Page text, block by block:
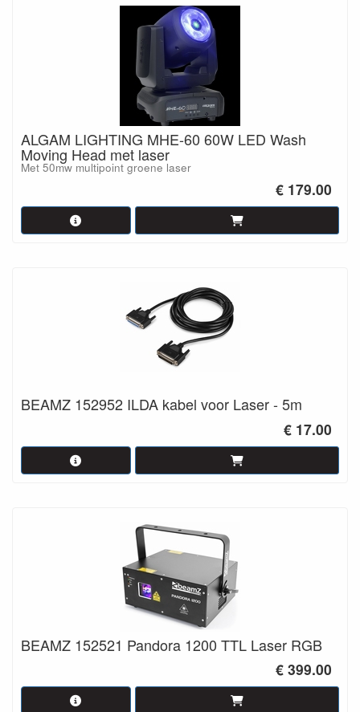
ALGAM LIGHTING MHE-60 60W LED Wash
Moving Head met laser
Met 50mw multipoint groene laser
€ 179.00
BEAMZ 152952 ILDA kabel voor Laser - 5m
€ 17.00
BEAMZ 152521 Pandora 1200 TTL Laser RGB
€ 399.00